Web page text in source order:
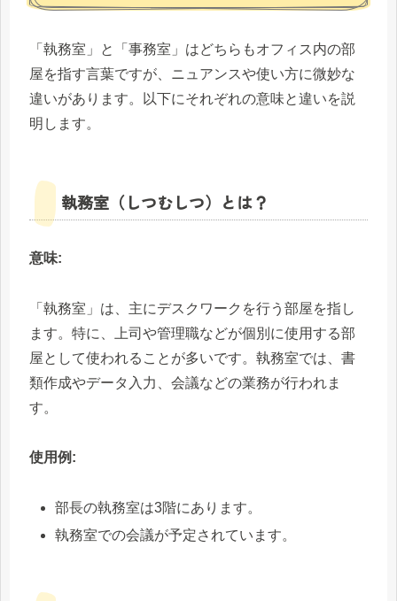
「執務室」と「事務室」はどちらもオフィス内の部
屋を指す言葉ですが、ニュアンスや使い方に微妙な
違いがあります。以下にそれぞれの意味と違いを説
明します。
執務室（しつむしつ）とは？
意味:
「執務室」は、主にデスクワークを行う部屋を指し
ます。特に、上司や管理職などが個別に使用する部
屋として使われることが多いです。執務室では、書
類作成やデータ入力、会議などの業務が行われま
す。
使用例:
部長の執務室は3階にあります。
執務室での会議が予定されています。